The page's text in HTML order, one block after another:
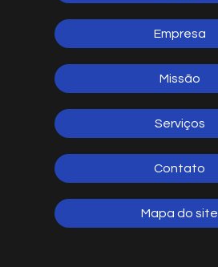
Empresa
Missão
Serviços
Contato
Mapa do site